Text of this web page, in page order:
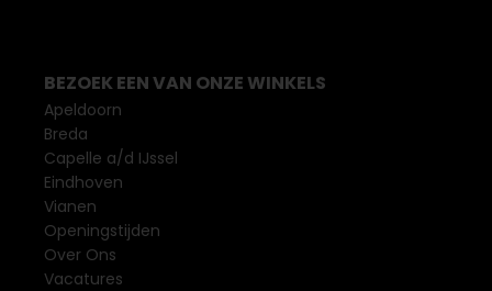
BEZOEK EEN VAN ONZE WINKELS
Apeldoorn
Breda
Capelle a/d IJssel
Eindhoven
Vianen
Openingstijden
Over Ons
Vacatures